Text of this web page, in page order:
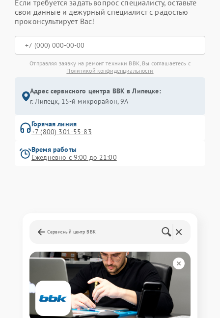
Если требуется задать вопрос специалисту, оставьте
свои данные и дежурный специалист с радостью
проконсультирует Вас!
Отправляя заявку на ремонт техники BBK, Вы соглашаетесь с
Политикой конфиденциальности
Адрес сервисного центра BBK в Липецке:
г. Липецк, 15-й микрорайон, 9А
Горячая линия
+7 (800) 301-55-83
Время работы
Ежедневно с 9:00 до 21:00
Сервисный центр BBK